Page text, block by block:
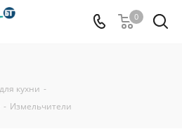
0
кухни -
- Измельчители